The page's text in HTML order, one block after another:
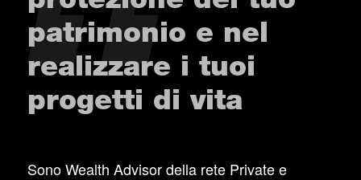
patrimonio e nel
realizzare i tuoi
progetti di vita
Sono Wealth Advisor della rete Private e